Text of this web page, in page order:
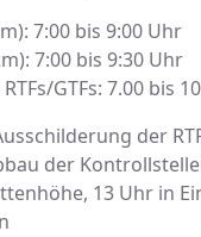
7:00 bis 9:00 Uhr
7:00 bis 9:30 Uhr
GTFs: 7.00 bis
der
der
13 Uhr in